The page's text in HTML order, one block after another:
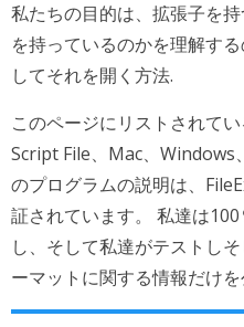
私たちの目的は、拡張子を
を持っているのかを理解す
してそれを開く方法.
このページにリストされて
Script File、Mac、Windows
のプログラムの説明は、
証されています。 私達は
し、そして私達がテストし
ーマットに関する情報だけを